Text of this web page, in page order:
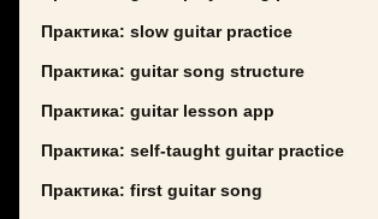
Практика: slow guitar practice
Практика: guitar song structure
Практика: guitar lesson app
Практика: self-taught guitar practice
Практика: first guitar song